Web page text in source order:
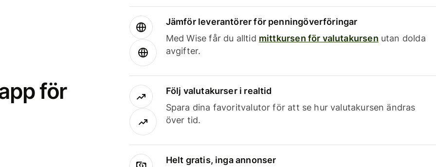
för
Jämför leverantörer för penningöverföringar
Med Wise får du alltid mittkursen för valutakursen utan dolda
avgifter.
Följ valutakurser i realtid
Spara dina favoritvalutor för att se hur valutakursen ändras
över tid.
Helt gratis, inga annonser